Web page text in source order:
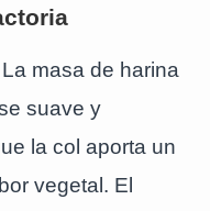
masa de harina
suave y
la col aporta un
vegetal. El